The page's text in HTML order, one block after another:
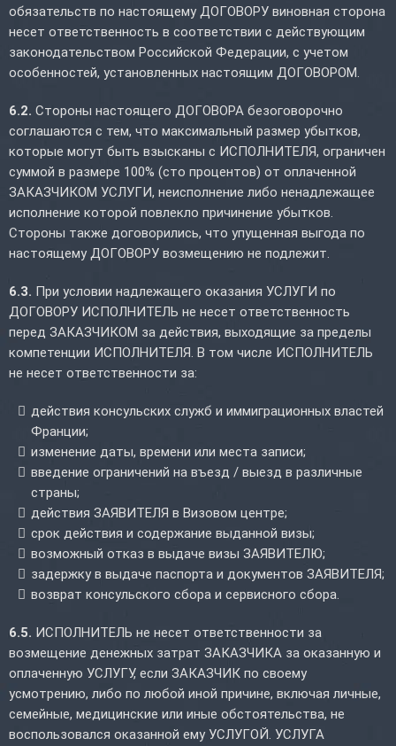
обязательств по настоящему ДОГОВОРУ виновная сторона
несет ответственность в соответствии с действующим
законодательством Российской Федерации, с учетом
особенностей, установленных настоящим ДОГОВОРОМ.
6.2. Стороны настоящего ДОГОВОРА безоговорочно
соглашаются с тем, что максимальный размер убытков,
которые могут быть взысканы с ИСПОЛНИТЕЛЯ, ограничен
суммой в размере 100% (сто процентов) от оплаченной
ЗАКАЗЧИКОМ УСЛУГИ, неисполнение либо ненадлежащее
исполнение которой повлекло причинение убытков.
Стороны также договорились, что упущенная выгода по
настоящему ДОГОВОРУ возмещению не подлежит.
6.3. При условии надлежащего оказания УСЛУГИ по
ДОГОВОРУ ИСПОЛНИТЕЛЬ не несет ответственность
перед ЗАКАЗЧИКОМ за действия, выходящие за пределы
компетенции ИСПОЛНИТЕЛЯ. В том числе ИСПОЛНИТЕЛЬ
не несет ответственности за:
действия консульских служб и иммиграционных властей
Франции;
изменение даты, времени или места записи;
введение ограничений на въезд / выезд в различные
страны;
действия ЗАЯВИТЕЛЯ в Визовом центре;
срок действия и содержание выданной визы;
возможный отказ в выдаче визы ЗАЯВИТЕЛЮ;
задержку в выдаче паспорта и документов ЗАЯВИТЕЛЯ;
возврат консульского сбора и сервисного сбора.
6.5. ИСПОЛНИТЕЛЬ не несет ответственности за
возмещение денежных затрат ЗАКАЗЧИКА за оказанную и
оплаченную УСЛУГУ, если ЗАКАЗЧИК по своему
усмотрению, либо по любой иной причине, включая личные,
семейные, медицинские или иные обстоятельства, не
воспользовался оказанной ему УСЛУГОЙ. УСЛУГА